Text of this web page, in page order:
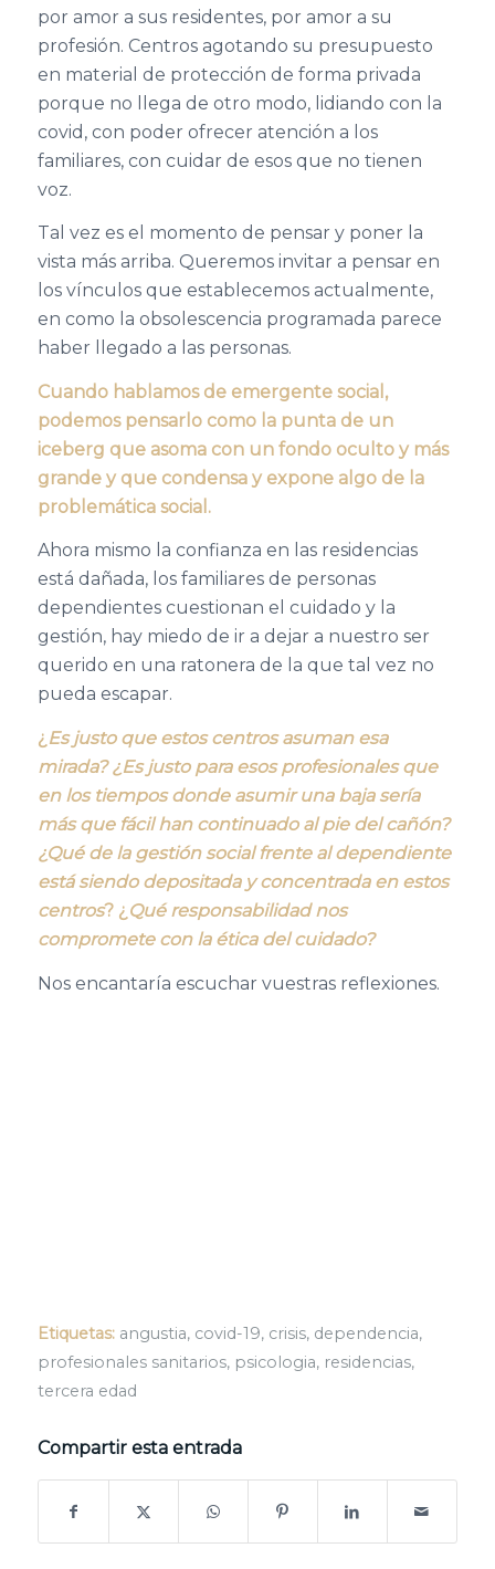
por amor a sus residentes, por amor a su
profesión. Centros agotando su presupuesto
en material de protección de forma privada
porque no llega de otro modo, lidiando con la
covid, con poder ofrecer atención a los
familiares, con cuidar de esos que no tienen
voz.
Tal vez es el momento de pensar y poner la
vista más arriba. Queremos invitar a pensar en
los vínculos que establecemos actualmente,
en como la obsolescencia programada parece
haber llegado a las personas.
Cuando hablamos de emergente social,
podemos pensarlo como la punta de un
iceberg que asoma con un fondo oculto y más
grande y que condensa y expone algo de la
problemática social.
Ahora mismo la confianza en las residencias
está dañada, los familiares de personas
dependientes cuestionan el cuidado y la
gestión, hay miedo de ir a dejar a nuestro ser
querido en una ratonera de la que tal vez no
pueda escapar.
¿ Es justo que estos centros asuman esa
mirada? ¿Es justo para esos profesionales que
en los tiempos donde asumir una baja sería
más que fácil han continuado al pie del cañón?
¿Qué de la gestión social frente al dependiente
está siendo depositada y concentrada en estos
centros? ¿ Qué responsabilidad nos
compromete con la ética del cuidado?
Nos encantaría escuchar vuestras reflexiones.
Etiquetas: angustia, covid-19, crisis, dependencia,
profesionales sanitarios, psicologia, residencias,
tercera edad
Compartir esta entrada